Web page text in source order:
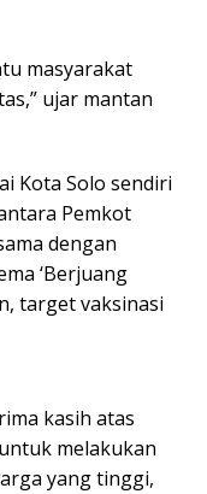
masyarakat
ujar mantan
Kota Solo sendiri
Pemkot
dengan
‘Berjuang
target vaksinasi
kasih atas
melakukan
yang tinggi,